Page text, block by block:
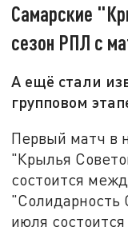
Самарские
сезон РПЛ с
А ещё стали
групповом
Первый матч в
"Крылья
состоится
"Солидарность
июля